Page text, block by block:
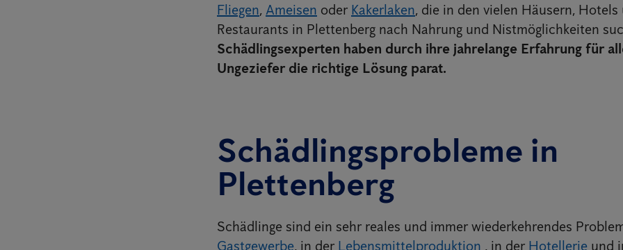
Fliegen, Ameisen oder Kakerlaken, die in den vielen Häusern, Hotels
Restaurants in Plettenberg nach Nahrung und Nistmöglichkeiten
Schädlingsexperten haben durch ihre jahrelange Erfahrung für
Ungeziefer die richtige Lösung parat.
Schädlingsprobleme in
Plettenberg
Schädlinge sind ein sehr reales und immer wiederkehrendes
Gastgewerbe, in der Lebensmittelproduktion , in der Hotellerie und